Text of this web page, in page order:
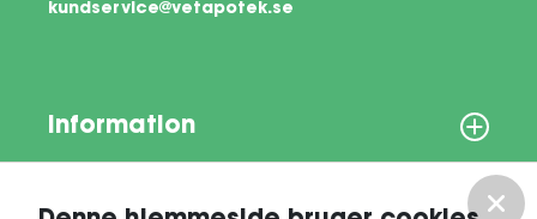
kundservice@vetapotek.se
Information